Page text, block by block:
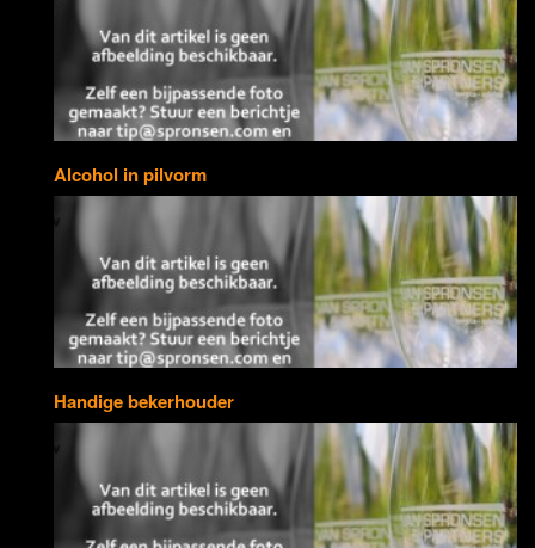
Alcohol in pilvorm
Handige bekerhouder